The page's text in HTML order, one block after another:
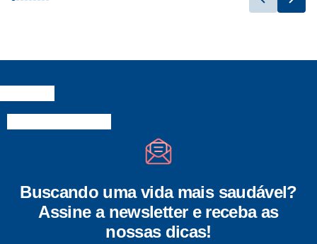
Buscando uma vida mais saudável?
Assine a newsletter e receba as
nossas dicas!